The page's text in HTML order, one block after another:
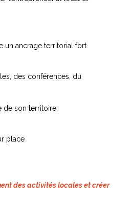
un ancrage territorial fort.
des conférences, du
de son territoire.
place
des activités locales et créer